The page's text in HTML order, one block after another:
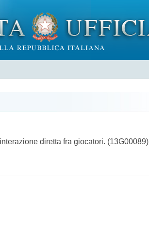
diretta fra giocatori. (13G00089)